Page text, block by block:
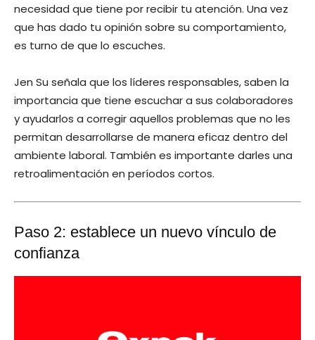
necesidad que tiene por recibir tu atención. Una vez
que has dado tu opinión sobre su comportamiento,
es turno de que lo escuches.
Jen Su señala que los líderes responsables, saben la
importancia que tiene escuchar a sus colaboradores
y ayudarlos a corregir aquellos problemas que no les
permitan desarrollarse de manera eficaz dentro del
ambiente laboral. También es importante darles una
retroalimentación en períodos cortos.
Paso 2: establece un nuevo vínculo de
confianza